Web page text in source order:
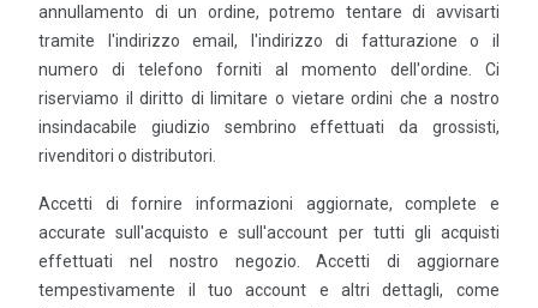
annullamento di un ordine, potremo tentare di avvisarti
tramite l'indirizzo email, l'indirizzo di fatturazione o il
numero di telefono forniti al momento dell'ordine. Ci
riserviamo il diritto di limitare o vietare ordini che a nostro
insindacabile giudizio sembrino effettuati da grossisti,
rivenditori o distributori.
Accetti di fornire informazioni aggiornate, complete e
accurate sull'acquisto e sull'account per tutti gli acquisti
effettuati nel nostro negozio. Accetti di aggiornare
tempestivamente il tuo account e altri dettagli, come